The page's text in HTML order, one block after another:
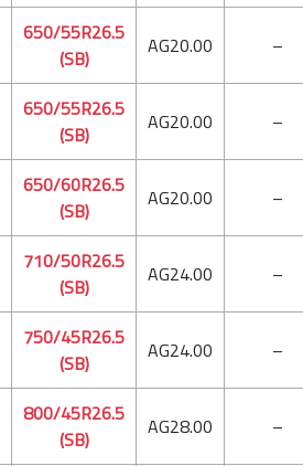
650/55R26.5
(SB)
AG20.00 –
650/55R26.5
(SB)
AG20.00 –
650/60R26.5
(SB)
AG20.00 –
710/50R26.5
(SB)
AG24.00 –
750/45R26.5
(SB)
AG24.00 –
800/45R26.5
(SB)
AG28.00 –